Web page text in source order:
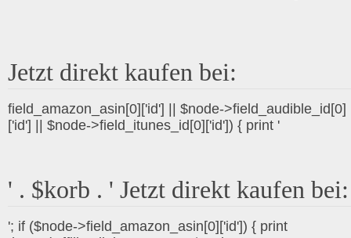
Jetzt direkt kaufen bei:
field_amazon_asin[0]['id'] || $node->field_audible_id[0]
['id'] || $node->field_itunes_id[0]['id']) { print '
' . $korb . ' Jetzt direkt kaufen bei:
'; if ($node->field_amazon_asin[0]['id']) { print